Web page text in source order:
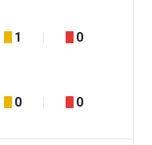
1 0
0 0